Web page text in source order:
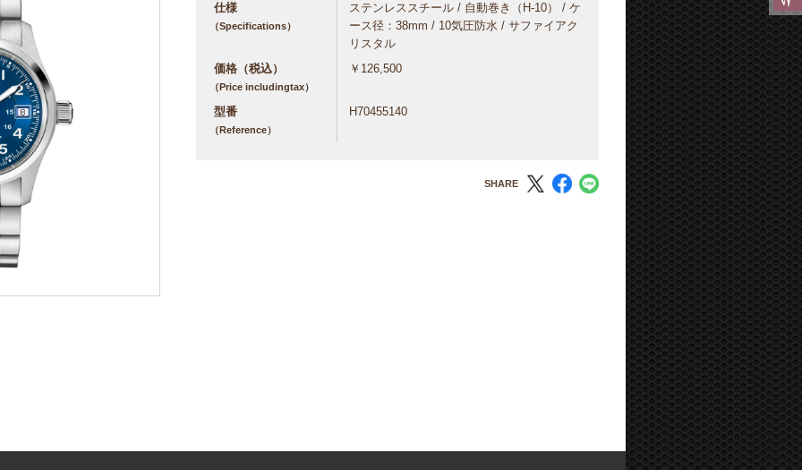
仕様
（Specifications）
ステンレススチール / 自動巻き（H-10） / ケ
ース径：38mm / 10気圧防水 / サファイアク
リスタル
価格（税込）
（Price includingtax）
￥126,500
型番
（Reference）
H70455140
SHARE